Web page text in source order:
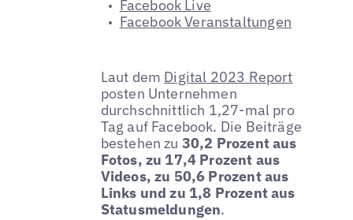
Facebook Live
Facebook Veranstaltungen
Laut dem Digital 2023 Report
posten Unternehmen
durchschnittlich 1,27-mal pro
Tag auf Facebook. Die Beiträge
bestehen zu 30,2 Prozent aus
Fotos, zu 17,4 Prozent aus
Videos, zu 50,6 Prozent aus
Links und zu 1,8 Prozent aus
Statusmeldungen.